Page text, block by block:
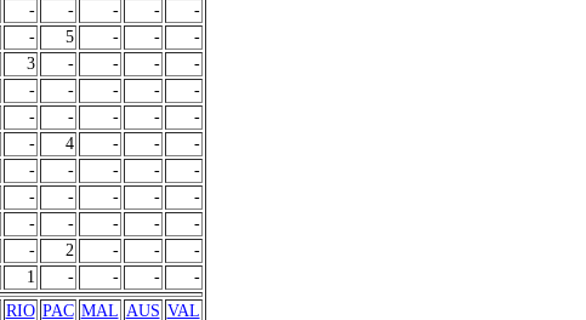
- - - -
-
- 5 - -
-
3 - - -
-
- - - -
-
- - - -
-
- 4 - -
-
- - - -
-
- - - -
-
- - - -
-
- 2 - -
-
1 - - -
-
RIO PAC MAL AUS VAL